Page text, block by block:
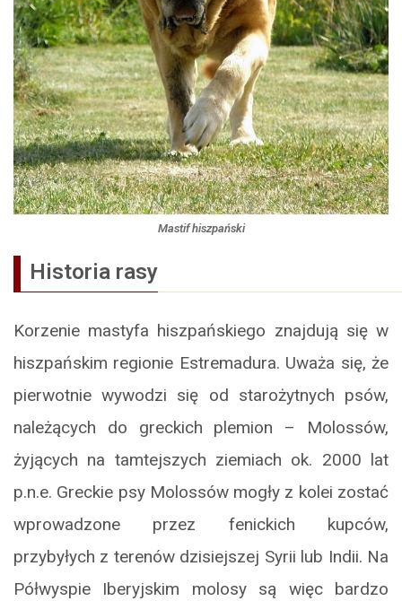
Mastif hiszpański
Historia rasy
Korzenie mastyfa hiszpańskiego znajdują się w
hiszpańskim regionie Estremadura. Uważa się, że
pierwotnie wywodzi się od starożytnych psów,
należących do greckich plemion – Molossów,
żyjących na tamtejszych ziemiach ok. 2000 lat
p.n.e. Greckie psy Molossów mogły z kolei zostać
wprowadzone przez fenickich kupców,
przybyłych z terenów dzisiejszej Syrii lub Indii. Na
Półwyspie Iberyjskim molosy są więc bardzo